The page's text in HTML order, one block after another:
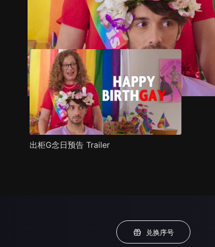
剧照 推荐影片 剧情介绍
出柜G念日预告 Trailer
兑换序号